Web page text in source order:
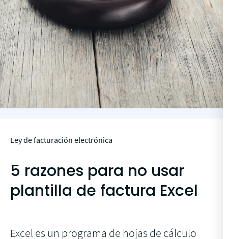
Ley de facturación electrónica
5 razones para no usar
plantilla de factura Excel
Excel es un programa de hojas de cálculo